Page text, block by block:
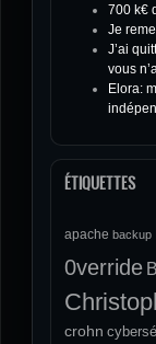
700 k€
Je
J’ai
vous
Elora:
ÉTIQUETTES
apache backup
0verride
crohn